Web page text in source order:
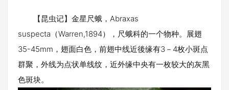
【昆虫记】金星尺蛾，Abraxas
suspecta（Warren,1894），尺蛾科的一个物种。展翅
35-45mm，翅面白色，前翅中线近後缘有3－4枚小斑点
群聚，外线为点状单线纹，近外缘中央有一枚较大的灰黑
色斑块。